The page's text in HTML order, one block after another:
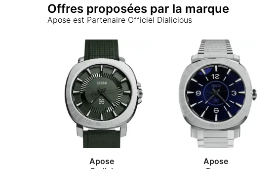
Offres proposées par la marque
Apose est Partenaire Officiel Dialicious
Apose
Apose